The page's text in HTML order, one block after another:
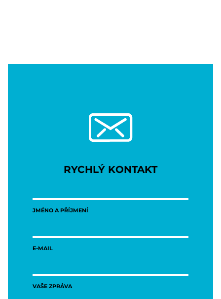
RYCHLÝ KONTAKT
JMÉNO A PŘÍJMENÍ
E-MAIL
VAŠE ZPRÁVA